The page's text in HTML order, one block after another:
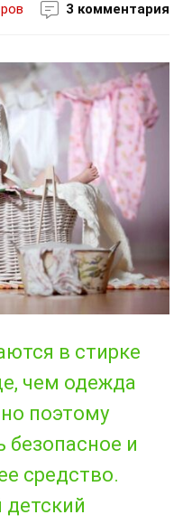
3 комментария
в стирке
чем одежда
поэтому
безопасное и
средство.